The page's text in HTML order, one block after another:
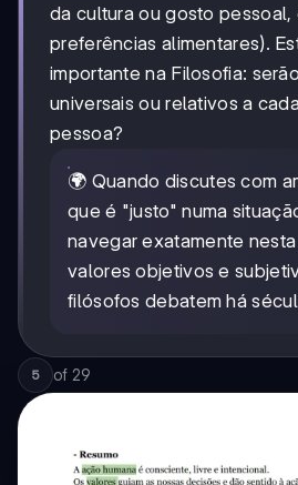
da cultura ou gosto pessoal,
preferências alimentares).
importante na Filosofia:
universais ou relativos a
pessoa?
🌍 Quando discutes com
que é "justo" numa
navegar exatamente
valores objetivos e
filósofos debatem há
5 of 29